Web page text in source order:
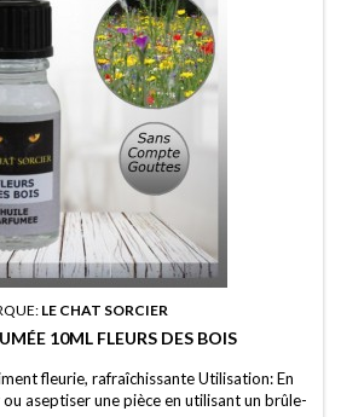
LE CHAT SORCIER
10ML FLEURS DES BOIS
fleurie, rafraîchissante Utilisation: En
aseptiser une pièce en utilisant un brûle-